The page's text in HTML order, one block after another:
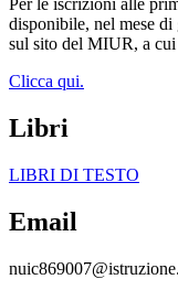
Per le iscrizioni alle
disponibile, nel mese
sul sito del MIUR, a cui
Clicca qui.
Libri
LIBRI DI TESTO
Email